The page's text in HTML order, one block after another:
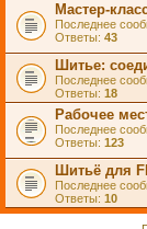
Мастер-
Последнее
Ответы: 43
Шитье:
Последнее
Ответы: 18
Рабочее
Последнее
Ответы: 123
Шитьё для
Последнее
Ответы: 10